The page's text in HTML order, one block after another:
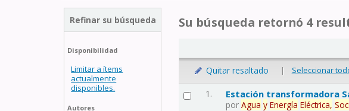
Refinar su búsqueda
Disponibilidad
Limitar a ítems
actualmente
disponibles.
Autores
Su búsqueda retornó 4
Quitar resaltado | Seleccionar
1. Estación transformadora
porAgua y Energía Eléctrica,